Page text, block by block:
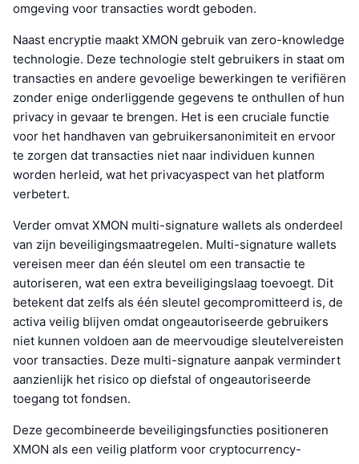
omgeving voor transacties wordt geboden.
Naast encryptie maakt XMON gebruik van zero-knowledge
technologie. Deze technologie stelt gebruikers in staat om
transacties en andere gevoelige bewerkingen te verifiëren
zonder enige onderliggende gegevens te onthullen of hun
privacy in gevaar te brengen. Het is een cruciale functie
voor het handhaven van gebruikersanonimiteit en ervoor
te zorgen dat transacties niet naar individuen kunnen
worden herleid, wat het privacyaspect van het platform
verbetert.
Verder omvat XMON multi-signature wallets als onderdeel
van zijn beveiligingsmaatregelen. Multi-signature wallets
vereisen meer dan één sleutel om een transactie te
autoriseren, wat een extra beveiligingslaag toevoegt. Dit
betekent dat zelfs als één sleutel gecompromitteerd is, de
activa veilig blijven omdat ongeautoriseerde gebruikers
niet kunnen voldoen aan de meervoudige sleutelvereisten
voor transacties. Deze multi-signature aanpak vermindert
aanzienlijk het risico op diefstal of ongeautoriseerde
toegang tot fondsen.
Deze gecombineerde beveiligingsfuncties positioneren
XMON als een veilig platform voor cryptocurrency-